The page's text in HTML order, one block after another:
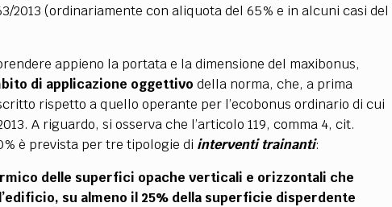
2013 (ordinariamente con aliquota del 65% e in alcuni casi del
appieno la portata e la dimensione del maxibonus,
di applicazione oggettivo della norma, che, a prima
rispetto a quello operante per l’ecobonus ordinario di cui
A riguardo, si osserva che l’articolo 119, comma 4, cit.
è prevista per tre tipologie di interventi trainanti:
delle superfici opache verticali e orizzontali che
su almeno il 25% della superficie disperdente